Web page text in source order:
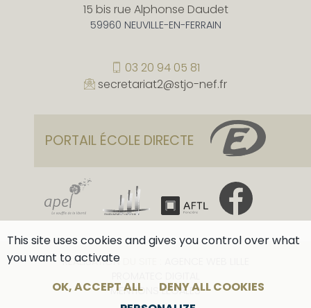
RÉALISATION DU SITE :
MENTIONS LÉGALES
15 bis rue Alphonse Daudet
59960 NEUVILLE-EN-FERRAIN
03 20 94 05 81
secretariat2@stjo-nef.fr
PORTAIL ÉCOLE DIRECTE
This site uses cookies and gives you control over what
you want to activate
OK, ACCEPT ALL
DENY ALL COOKIES